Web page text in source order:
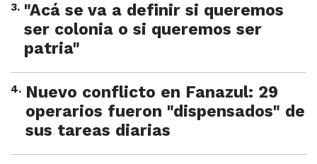
3. "Acá se va a definir si queremos
ser colonia o si queremos ser
patria"
4. Nuevo conflicto en Fanazul: 29
operarios fueron "dispensados" de
sus tareas diarias